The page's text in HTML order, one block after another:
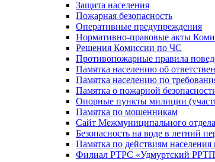
Защита населения
Пожарная безопасность
Оперативные предупреждения
Нормативно-правовые акты
Решения Комиссии по ЧС
Противопожарные правила
Памятка населению об
Памятка населению по
Памятка о пожарной
Опорные пункты милиции
Памятка по мошенникам
Сайт Межмуниципального
Безопасность на воде в летний
Памятка по действиям
Филиал РТРС «Удмуртский